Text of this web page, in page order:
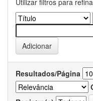
Utilizar filtros para
Resultados/Página